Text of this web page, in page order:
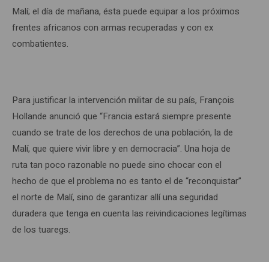
Malí; el día de mañana, ésta puede equipar a los próximos
frentes africanos con armas recuperadas y con ex
combatientes.
Para justificar la intervención militar de su país, François
Hollande anunció que “Francia estará siempre presente
cuando se trate de los derechos de una población, la de
Malí, que quiere vivir libre y en democracia”. Una hoja de
ruta tan poco razonable no puede sino chocar con el
hecho de que el problema no es tanto el de “reconquistar”
el norte de Malí, sino de garantizar allí una seguridad
duradera que tenga en cuenta las reivindicaciones legítimas
de los tuaregs.